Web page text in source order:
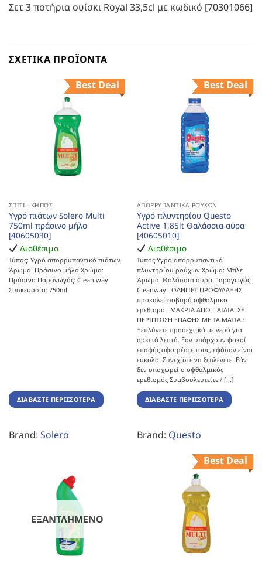
Σετ 3 ποτήρια ουίσκι Royal 33,5cl με κωδικό [70301066]
ΣΧΕΤΙΚΆ ΠΡΟΪΌΝΤΑ
Best Deal
ΣΠΊΤΙ - ΚΉΠΟΣ
Υγρό πιάτων Solero Multi
750ml πράσινο μήλο
[40605030]
Διαθέσιμο
Τύπος: Υγρό απορρυπαντικό πιάτων
Άρωμα: Πράσινο μήλο Χρώμα:
Πράσινο Παραγωγός: Clean way
Συσκευασία: 750ml
ΔΙΑΒΆΣΤΕ ΠΕΡΙΣΣΌΤΕΡΑ
Brand: Solero
Best Deal
ΑΠΟΡΡΥΠΑΝΤΙΚΆ ΡΟΎΧΩΝ
Υγρό πλυντηρίου Questo
Active 1,85lt Θαλάσσια αύρα
[40605010]
Διαθέσιμο
Τύπος:Υγρο απορρυπαντικό
πλυντηρίου ρούχων Χρώμα: Μπλέ
Άρωμα: Θαλάσσια αύρα Παραγωγός:
Cleanway ΟΔΗΓΙΕΣ ΠΡΟΦΥΛΑΞΗΣ:
προκαλεί σοβαρό οφθαλμικο
ερεθισμό. ΜΑΚΡΙΑ ΑΠΟ ΠΑΙΔΙΑ. ΣΕ
ΠΕΡΙΠΤΩΣΗ ΕΠΑΦΗΣ ΜΕ ΤΑ ΜΑΤΙΑ :
Ξεπλύνετε προσεχτικά με νερό για
αρκετά λεπτά. Εαν υπάρχουν φακοί
επαφής αφαιρέστε τους, εφόσον είναι
εύκολο. Συνεχίστε να ξεπλένετε. Εάν
δεν υποχωρεί ο οφθαλμικός
ερεθισμός Συμβουλευτείτε / [...]
ΔΙΑΒΆΣΤΕ ΠΕΡΙΣΣΌΤΕΡΑ
Brand: Questo
ΕΞΑΝΤΛΗΜΈΝΟ
Best Deal